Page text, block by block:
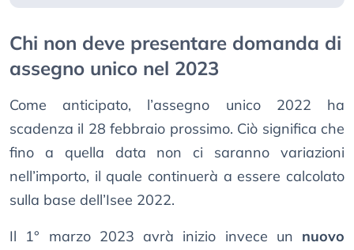
Chi non deve presentare domanda di
assegno unico nel 2023
Come anticipato, l’assegno unico 2022 ha
scadenza il 28 febbraio prossimo. Ciò significa che
fino a quella data non ci saranno variazioni
nell’importo, il quale continuerà a essere calcolato
sulla base dell’Isee 2022.
Il 1° marzo 2023 avrà inizio invece un nuovo